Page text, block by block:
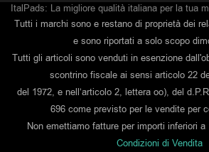
ItalPads: La migliore qualità italiana per la tua
Tutti i marchi sono e restano di proprietà dei
e sono riportati a solo scopo
Tutti gli articoli sono venduti in esenzione
scontrino fiscale ai sensi articolo 22
del 1972, e nell’articolo 2, lettera oo), del
696 come previsto per le vendite per
Non emettiamo fatture per importi inferiori a
Condizioni di Vendita